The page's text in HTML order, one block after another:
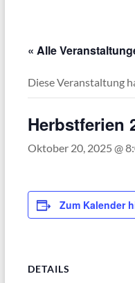
« Alle
Diese Veranstaltung
Herbstferien
Oktober 20, 2025 @
Zum Kalender
DETAILS